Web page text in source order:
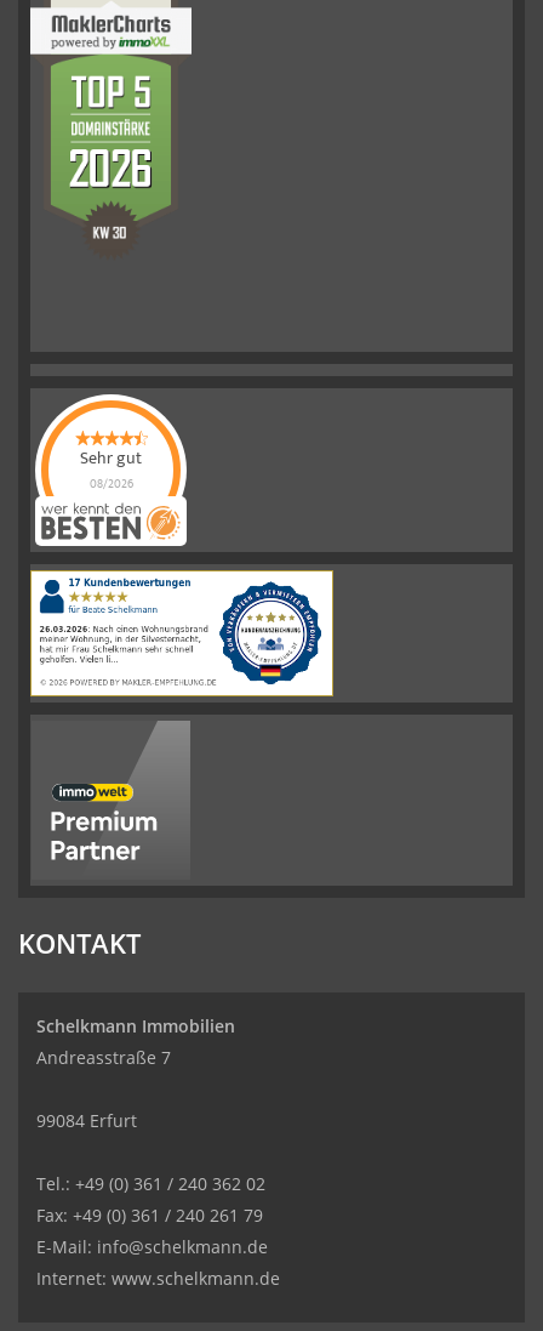
Sehr gut
08/2026
Schelkmann
Immobilienhat
|110Schelkmann
ImmobilienBewertungen
auf
werkenntdenBESTEN.de
KONTAKT
Schelkmann Immobilien
Andreasstraße 7
99084 Erfurt
Tel.: +49 (0) 361 / 240 362 02
Fax: +49 (0) 361 / 240 261 79
E-Mail: info@schelkmann.de
Internet: www.schelkmann.de